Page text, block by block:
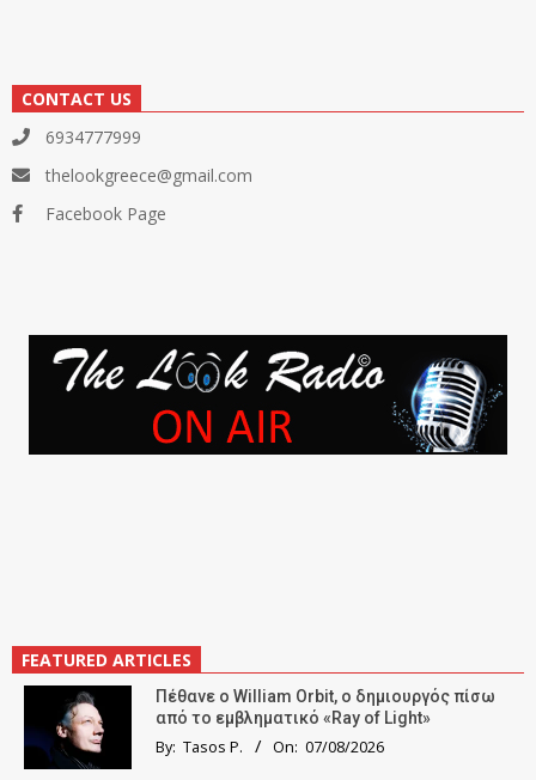
CONTACT US
6934777999
thelookgreece@gmail.com
Facebook Page
FEATURED ARTICLES
Πέθανε ο William Orbit, ο δημιουργός πίσω
από το εμβληματικό «Ray of Light»
By: Tasos P. On: 07/08/2026